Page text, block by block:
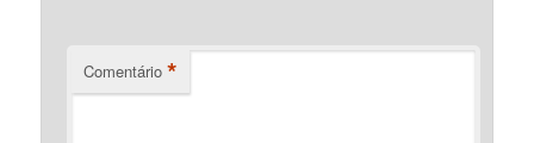
Comentário *